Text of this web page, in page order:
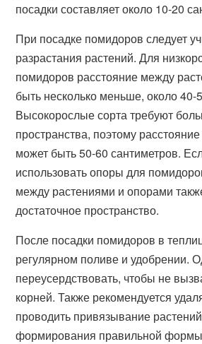
посадки составляет около 10-20
При посадке помидоров следует
разрастания растений. Для
помидоров расстояние между
быть несколько меньше, около 40-
Высокорослые сорта требуют
пространства, поэтому
может быть 50-60 сантиметров.
использовать опоры для
между растениями и опорами
достаточное пространство.
После посадки помидоров в
регулярном поливе и удобрении.
переусердствовать, чтобы не
корней. Также рекомендуется
проводить привязывание
формирования правильной формы